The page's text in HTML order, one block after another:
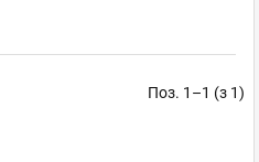
Поз. 1–1 (з 1)